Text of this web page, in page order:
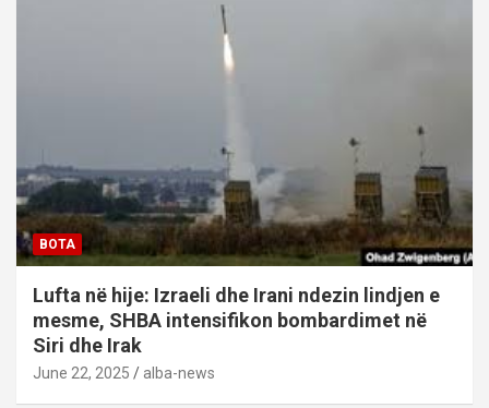
BOTA
Lufta në hije: Izraeli dhe Irani ndezin lindjen e
mesme, SHBA intensifikon bombardimet në
Siri dhe Irak
June 22, 2025 alba-news